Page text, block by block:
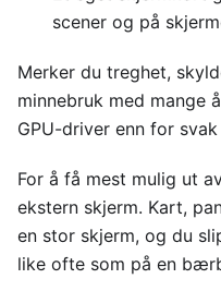
scener og på
Merker du treghet,
minnebruk med mange
GPU-driver enn for
For å få mest mulig ut
ekstern skjerm. Kart,
en stor skjerm, og du
like ofte som på en